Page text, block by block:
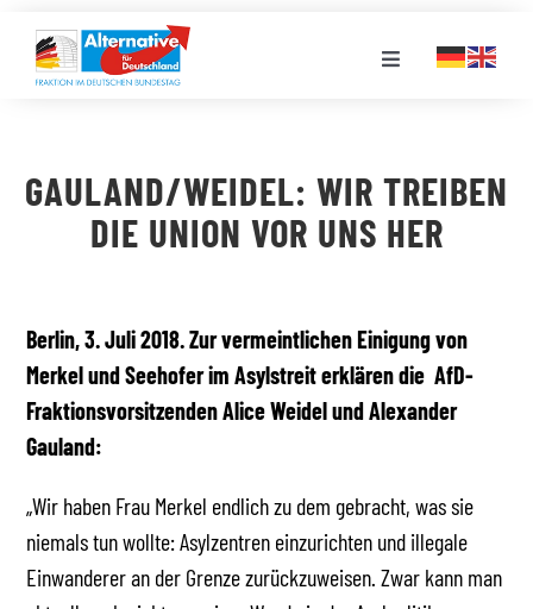
Inhalt
springen
Toggle
LANDESGRUPPEN
PRESSE
STELLENPORTAL
MEDIATHEK
GAULAND/WEIDEL: WIR TREIBEN
DIE UNION VOR UNS HER
Berlin, 3. Juli 2018. Zur vermeintlichen Einigung von
Merkel und Seehofer im Asylstreit erklären die AfD-
Fraktionsvorsitzenden Alice Weidel und Alexander
Gauland:
„Wir haben Frau Merkel endlich zu dem gebracht, was sie
niemals tun wollte: Asylzentren einzurichten und illegale
Einwanderer an der Grenze zurückzuweisen. Zwar kann man